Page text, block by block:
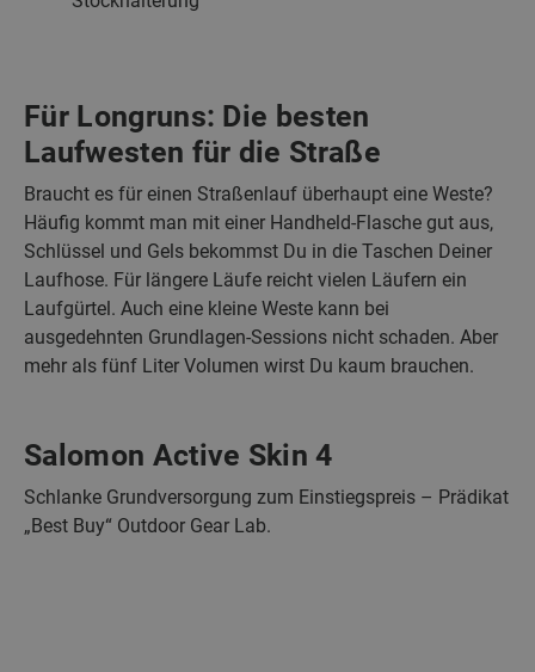
Für Longruns: Die besten
Laufwesten für die Straße
Braucht es für einen Straßenlauf überhaupt eine Weste?
Häufig kommt man mit einer Handheld-Flasche gut aus,
Schlüssel und Gels bekommst Du in die Taschen Deiner
Laufhose. Für längere Läufe reicht vielen Läufern ein
Laufgürtel. Auch eine kleine Weste kann bei
ausgedehnten Grundlagen-Sessions nicht schaden. Aber
mehr als fünf Liter Volumen wirst Du kaum brauchen.
Salomon Active Skin 4
Schlanke Grundversorgung zum Einstiegspreis – Prädikat
„Best Buy“ Outdoor Gear Lab.